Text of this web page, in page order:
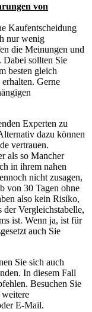
von
Kaufentscheidung
nur wenig
die Meinungen und
Dabei sollten Sie
besten gleich
Gerne
Experten zu
dazu können
vertrauen.
als so Mancher
in ihrem nahen
nicht zusagen,
von 30 Tagen ohne
also kein Risiko,
der Vergleichstabelle,
ist. Wenn ja, ist für
auch Sie
Sie sich auch
In diesem Fall
Besuchen Sie
weitere
E-Mail.